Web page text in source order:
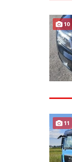
10
11